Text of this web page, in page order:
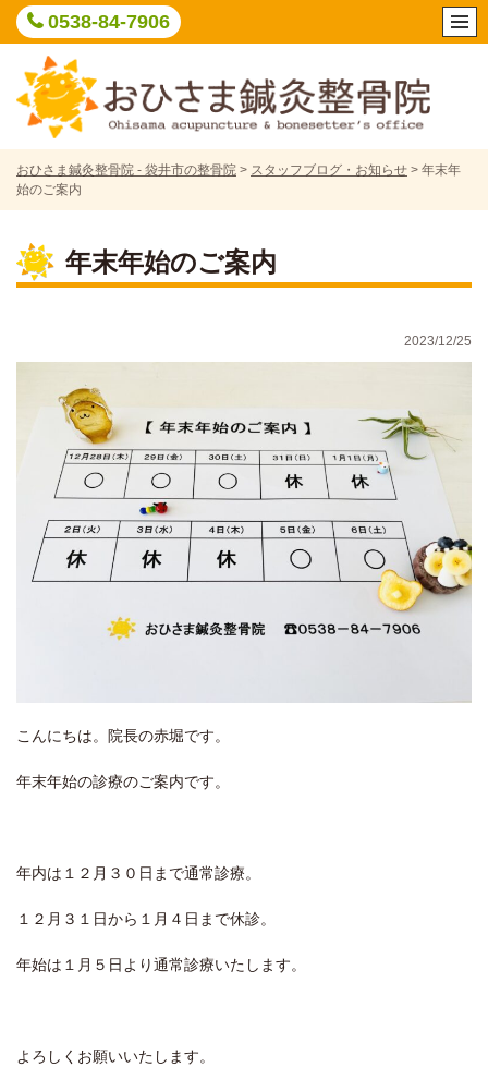
Skip
content
0538-84-7906
おひさま鍼灸整骨院 - 袋井市の整骨院 > スタッフブログ・お知らせ > 年末年
始のご案内
年末年始のご案内
2023/12/25
こんにちは。院長の赤堀です。
年末年始の診療のご案内です。
年内は１２月３０日まで通常診療。
１２月３１日から１月４日まで休診。
年始は１月５日より通常診療いたします。
よろしくお願いいたします。